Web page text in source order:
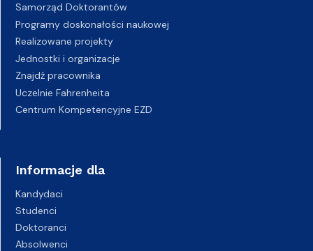
Samorząd Doktorantów
Programy doskonałości naukowej
Realizowane projekty
Jednostki i organizacje
Znajdź pracownika
Uczelnie Fahrenheita
Centrum Kompetencyjne EZD
Informacje dla
Kandydaci
Studenci
Doktoranci
Absolwenci